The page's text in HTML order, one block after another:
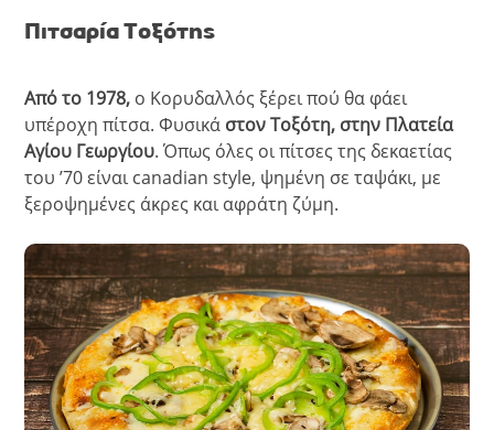
Πιτσαρία Τοξότης
Από το 1978, ο Κορυδαλλός ξέρει πού θα φάει
υπέροχη πίτσα. Φυσικά στον Τοξότη, στην Πλατεία
Αγίου Γεωργίου. Όπως όλες οι πίτσες της δεκαετίας
του ’70 είναι canadian style, ψημένη σε ταψάκι, με
ξεροψημένες άκρες και αφράτη ζύμη.